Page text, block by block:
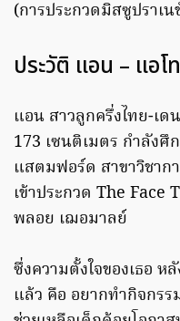
(การประกวดมิสซูปราเ
ประวัติ แอน – แอโ
แอน สาวลูกครึ่งไทย-เด
173 เซนติเมตร กำลัง
แสตมฟอร์ด สาขาวิชาก
เข้าประกวด The Face
พลอย เฌอมาลย์
ซึ่งความตั้งใจของเธอ ห
แล้ว คือ อยากทำกิจกรร